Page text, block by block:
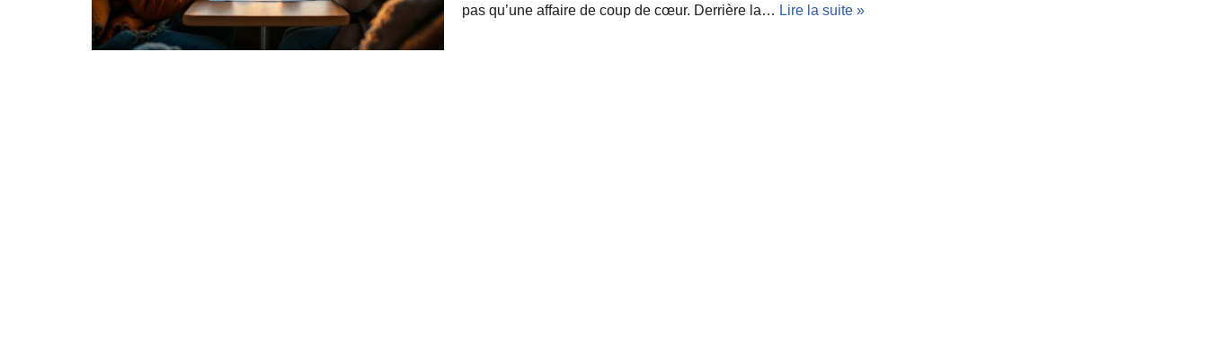
pas qu’une affaire de coup de cœur. Derrière la… Lire la suite »